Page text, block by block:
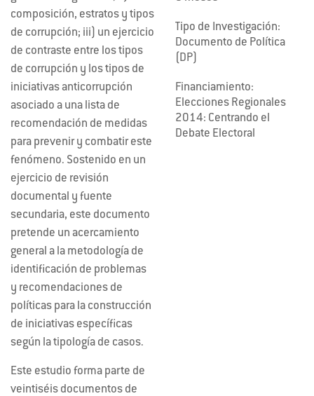
composición, estratos y tipos
de corrupción; iii) un ejercicio
de contraste entre los tipos
de corrupción y los tipos de
iniciativas anticorrupción
asociado a una lista de
recomendación de medidas
para prevenir y combatir este
fenómeno. Sostenido en un
ejercicio de revisión
documental y fuente
secundaria, este documento
pretende un acercamiento
general a la metodología de
identificación de problemas
y recomendaciones de
políticas para la construcción
de iniciativas específicas
según la tipología de casos.
Este estudio forma parte de
veintiséis documentos de
Tipo de Investigación:
Documento de Política
(DP)
Financiamiento:
Elecciones Regionales
2014: Centrando el
Debate Electoral